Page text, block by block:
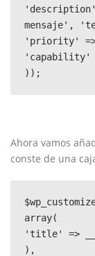
'description'
mensaje',
'priority' =>
'capability'
));
Ahora vamos
conste de una
array(
'title' =>
),